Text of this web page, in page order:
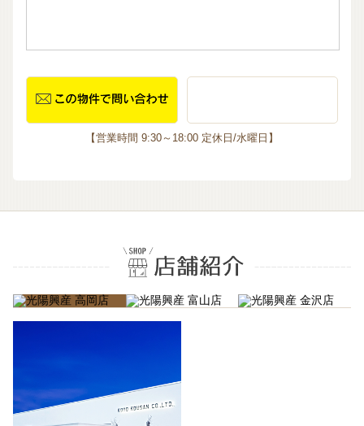
【営業時間 9:30～18:00 定休日/水曜日】